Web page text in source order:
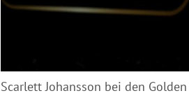
Scarlett Johansson bei den